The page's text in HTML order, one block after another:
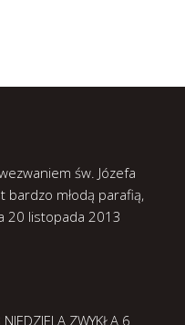
św. Józefa
bardzo młodą parafią,
20 listopada 2013
ZWYKŁA 6